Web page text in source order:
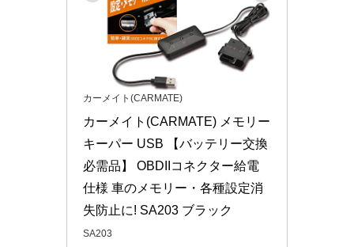
カーメイト(CARMATE)
カーメイト(CARMATE) メモリー
キーパー USB 【バッテリー交換
必需品】 OBDIIコネクター給電
仕様 車のメモリー・各種設定消
失防止に! SA203 ブラック
SA203